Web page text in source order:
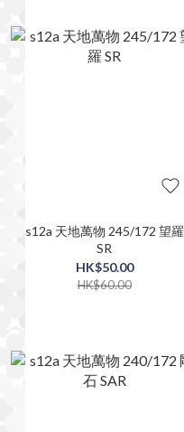
s12a 天地萬物 245/172 望羅
SR
HK$50.00
HK$60.00